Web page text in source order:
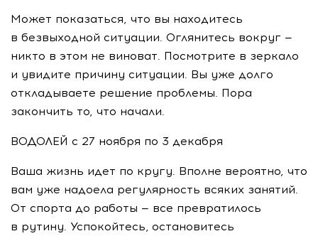
Может показаться, что вы находитесь
в безвыходной ситуации. Оглянитесь вокруг —
никто в этом не виноват. Посмотрите в зеркало
и увидите причину ситуации. Вы уже долго
откладываете решение проблемы. Пора
закончить то, что начали.
ВОДОЛЕЙ с 27 ноября по 3 декабря
Ваша жизнь идет по кругу. Вполне вероятно, что
вам уже надоела регулярность всяких занятий.
От спорта до работы — все превратилось
в рутину. Успокойтесь, остановитесь